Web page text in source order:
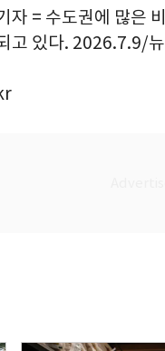
자 = 수도권에 많은
고 있다. 2026.7.9/